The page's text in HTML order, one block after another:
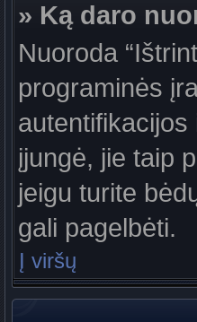
» Ką daro
Nuoroda
programinės
įjungė, jie taip
jeigu turite
gali pagelbėti.
Į viršų